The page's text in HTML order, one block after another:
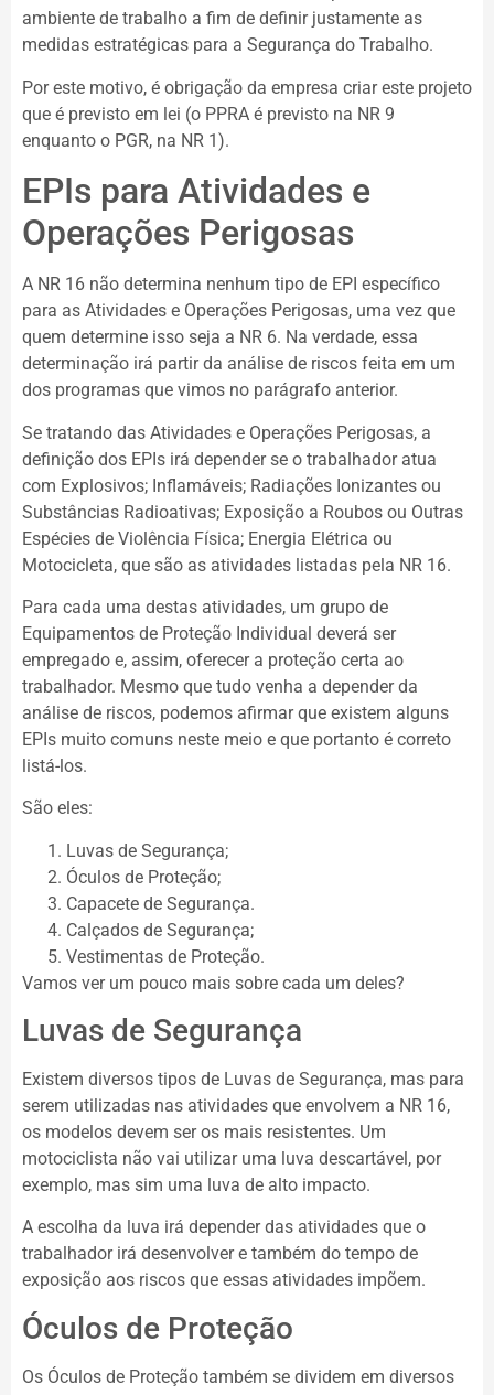
ambiente de trabalho a fim de definir justamente as
medidas estratégicas para a Segurança do Trabalho.
Por este motivo, é obrigação da empresa criar este projeto
que é previsto em lei (o PPRA é previsto na NR 9
enquanto o PGR, na NR 1).
EPIs para Atividades e
Operações Perigosas
A NR 16 não determina nenhum tipo de EPI específico
para as Atividades e Operações Perigosas, uma vez que
quem determine isso seja a NR 6. Na verdade, essa
determinação irá partir da análise de riscos feita em um
dos programas que vimos no parágrafo anterior.
Se tratando das Atividades e Operações Perigosas, a
definição dos EPIs irá depender se o trabalhador atua
com Explosivos; Inflamáveis; Radiações Ionizantes ou
Substâncias Radioativas; Exposição a Roubos ou Outras
Espécies de Violência Física; Energia Elétrica ou
Motocicleta, que são as atividades listadas pela NR 16.
Para cada uma destas atividades, um grupo de
Equipamentos de Proteção Individual deverá ser
empregado e, assim, oferecer a proteção certa ao
trabalhador. Mesmo que tudo venha a depender da
análise de riscos, podemos afirmar que existem alguns
EPIs muito comuns neste meio e que portanto é correto
listá-los.
São eles:
Luvas de Segurança;
Óculos de Proteção;
Capacete de Segurança.
Calçados de Segurança;
Vestimentas de Proteção.
Vamos ver um pouco mais sobre cada um deles?
Luvas de Segurança
Existem diversos tipos de Luvas de Segurança, mas para
serem utilizadas nas atividades que envolvem a NR 16,
os modelos devem ser os mais resistentes. Um
motociclista não vai utilizar uma luva descartável, por
exemplo, mas sim uma luva de alto impacto.
A escolha da luva irá depender das atividades que o
trabalhador irá desenvolver e também do tempo de
exposição aos riscos que essas atividades impõem.
Óculos de Proteção
Os Óculos de Proteção também se dividem em diversos